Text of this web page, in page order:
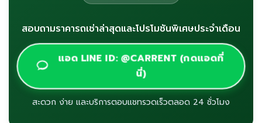
สอบถามราคารถเช่าล่าสุดและโปรโมชันพิเศษประจำเดือน
แอด LINE ID: @CARRENT (กดแอดที่
นี่)
สะดวก ง่าย และบริการตอบแชทรวดเร็วตลอด 24 ชั่วโมง